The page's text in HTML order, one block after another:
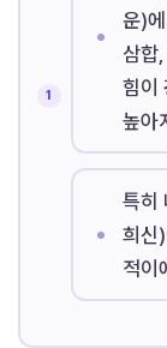
운)
삼합
힘이
높아
특히
희신
적이